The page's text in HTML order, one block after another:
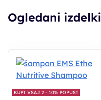
Ogledani izdelki
KUPI VSAJ 2 - 10% POPUST